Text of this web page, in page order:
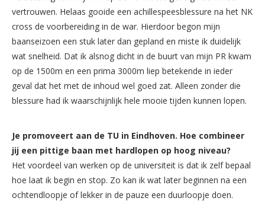
vertrouwen. Helaas gooide een achillespeesblessure na het NK
cross de voorbereiding in de war. Hierdoor begon mijn
baanseizoen een stuk later dan gepland en miste ik duidelijk
wat snelheid. Dat ik alsnog dicht in de buurt van mijn PR kwam
op de 1500m en een prima 3000m liep betekende in ieder
geval dat het met de inhoud wel goed zat. Alleen zonder die
blessure had ik waarschijnlijk hele mooie tijden kunnen lopen.
Je promoveert aan de TU in Eindhoven. Hoe combineer
jij een pittige baan met hardlopen op hoog niveau?
Het voordeel van werken op de universiteit is dat ik zelf bepaal
hoe laat ik begin en stop. Zo kan ik wat later beginnen na een
ochtendloopje of lekker in de pauze een duurloopje doen.